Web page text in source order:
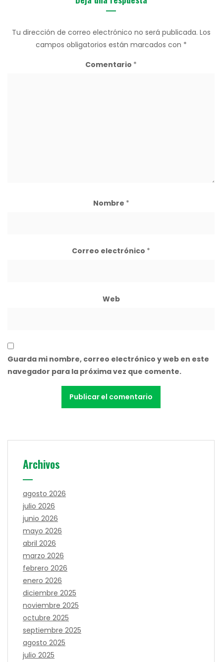
Tu dirección de correo electrónico no será publicada. Los
campos obligatorios están marcados con *
Comentario *
Nombre *
Correo electrónico *
Web
Guarda mi nombre, correo electrónico y web en este
navegador para la próxima vez que comente.
Archivos
agosto 2026
julio 2026
junio 2026
mayo 2026
abril 2026
marzo 2026
febrero 2026
enero 2026
diciembre 2025
noviembre 2025
octubre 2025
septiembre 2025
agosto 2025
julio 2025